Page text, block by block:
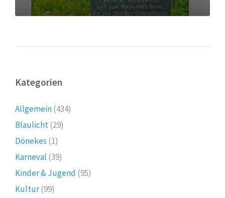
Kategorien
Allgemein(434)
Blaulicht(29)
Dönekes (1)
Karneval (39)
Kinder & Jugend (95)
Kultur(99)